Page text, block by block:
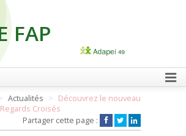
FAP
FAIRE UN DON
Actualités
Découvrez le nouveau
Croisés
Partager cette page :